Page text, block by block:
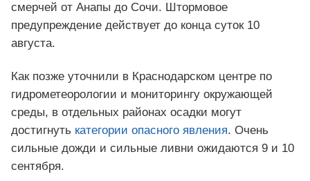
смерчей от Анапы до Сочи. Штормовое
предупреждение действует до конца суток 10
августа.
Как позже уточнили в Краснодарском центре по
гидрометеорологии и мониторингу окружающей
среды, в отдельных районах осадки могут
достигнуть категории опасного явления. Очень
сильные дожди и сильные ливни ожидаются 9 и 10
сентября.